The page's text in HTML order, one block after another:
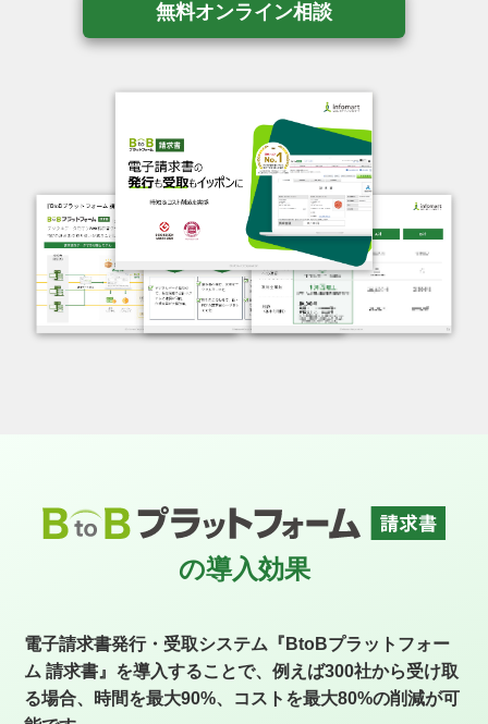
無料オンライン相談
の導入効果
電子請求書発行・受取システム『BtoBプラットフォー
ム 請求書』を導入することで、例えば300社から受け取
る場合、時間を最大90%、コストを最大80%の削減が可